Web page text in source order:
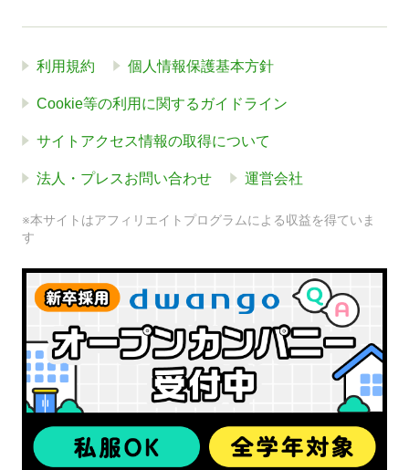
利用規約 個人情報保護基本方針
Cookie等の利用に関するガイドライン
サイトアクセス情報の取得について
法人・プレスお問い合わせ 運営会社
※本サイトはアフィリエイトプログラムによる収益を得ていま
す